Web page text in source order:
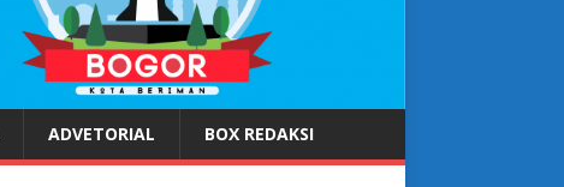
ADVETORIAL BOX REDAKSI